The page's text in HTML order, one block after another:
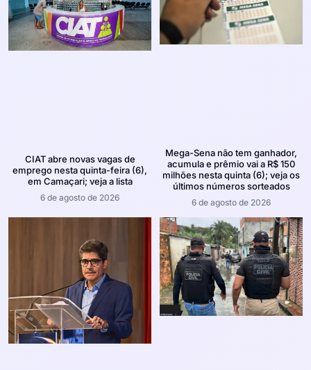
CIAT abre novas vagas de
emprego nesta quinta-feira (6),
em Camaçari; veja a lista
6 de agosto de 2026
Mega-Sena não tem ganhador,
acumula e prêmio vai a R$ 150
milhões nesta quinta (6); veja os
últimos números sorteados
6 de agosto de 2026